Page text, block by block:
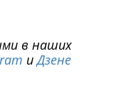
в наших
иДзене